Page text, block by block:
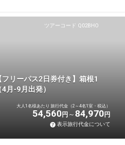
ツアーコード Q02BHO
リーパス2日券付き】箱根1
-9月出発）
大人1名様あたり 旅行代金（2～4名1室・税込）
54,560 円 84,970 円
表示旅行代金について